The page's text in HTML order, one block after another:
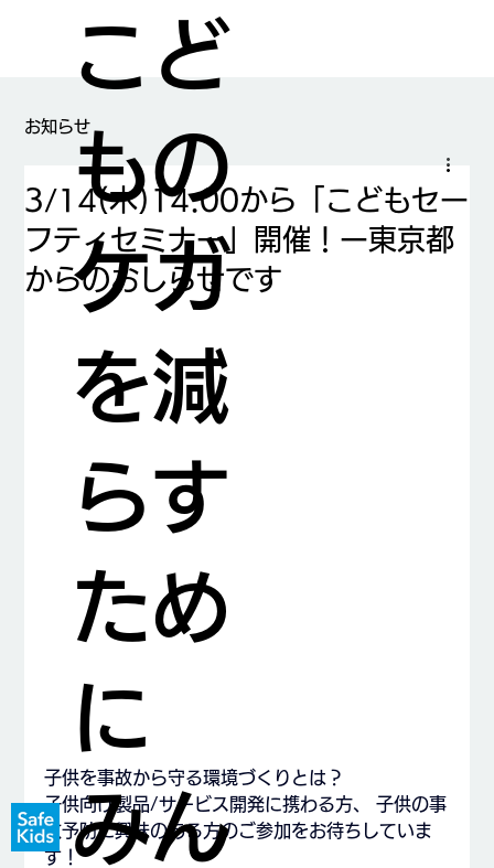
こど
もの
ケガ
を減
らす
ため
に
みん
3/14(木)14:00から「こどもセー
フティセミナー」開催！ー東京都
からのおしらせです
子供を事故から守る環境づくりとは？
子供向け製品/サービス開発に携わる方、 子供の事
故予防に興味のある方のご参加をお待ちしていま
す！
​お知らせ